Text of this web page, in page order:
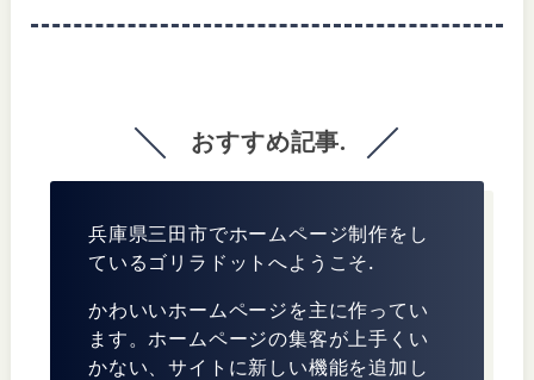
おすすめ記事.
兵庫県三田市でホームページ制作をし
ているゴリラドットへようこそ.
かわいいホームページを主に作ってい
ます。ホームページの集客が上手くい
かない、サイトに新しい機能を追加し